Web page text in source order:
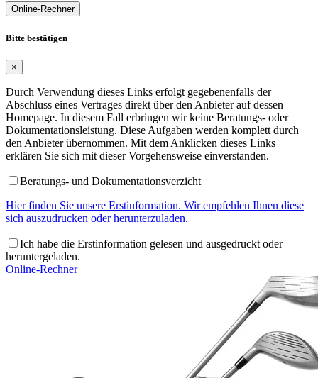
Online-Rechner
Bitte bestätigen
×
Durch Verwendung dieses Links erfolgt gegebenenfalls der
Abschluss eines Vertrages direkt über den Anbieter auf dessen
Homepage. In diesem Fall erbringen wir keine Beratungs- oder
Dokumentationsleistung. Diese Aufgaben werden komplett durch
den Anbieter übernommen. Mit dem Anklicken dieses Links
erklären Sie sich mit dieser Vorgehensweise einverstanden.
Beratungs- und Dokumentationsverzicht
Hier finden Sie unsere Erstinformation. Wir empfehlen Ihnen diese
sich auszudrucken oder herunterzuladen.
Ich habe die Erstinformation gelesen und ausgedruckt oder
heruntergeladen.
Online-Rechner